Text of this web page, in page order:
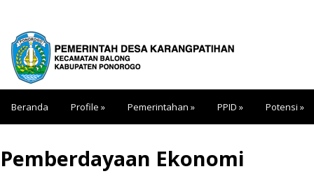
Beranda Profile » Pemerintahan » PPID » Potensi »
Pemberdayaan Ekonomi